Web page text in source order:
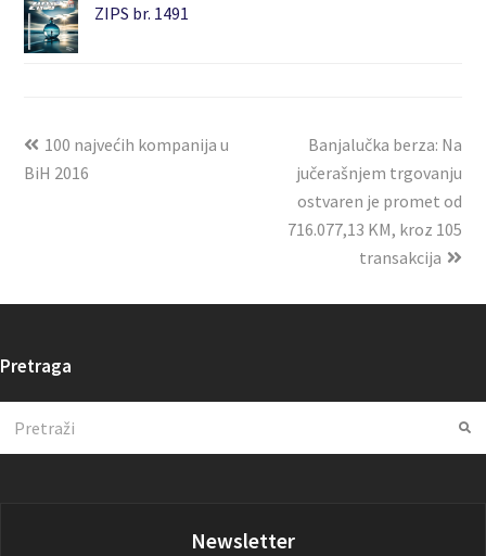
ZIPS br. 1491
100 najvećih kompanija u
BiH 2016
Banjalučka berza: Na
jučerašnjem trgovanju
ostvaren je promet od
716.077,13 KM, kroz 105
transakcija
Pretraga
Newsletter